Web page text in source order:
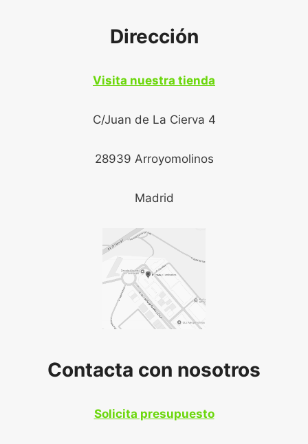
Dirección
Visita nuestra tienda
C/Juan de La Cierva 4
28939 Arroyomolinos
Madrid
Contacta con nosotros
Solicita presupuesto